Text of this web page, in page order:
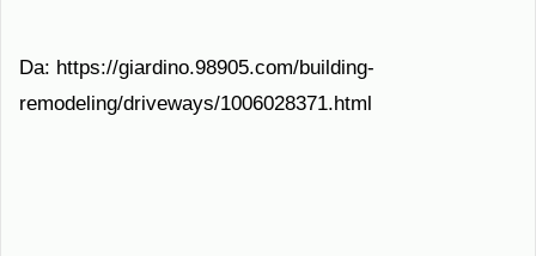
Da: https://giardino.98905.com/building-
remodeling/driveways/1006028371.html